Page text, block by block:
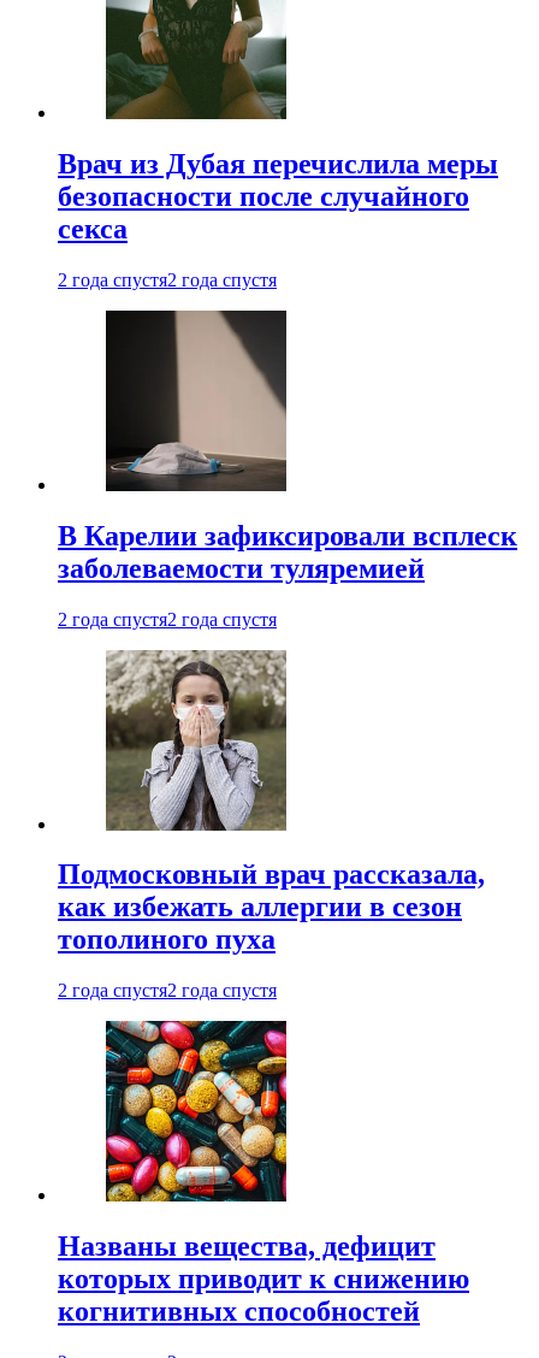
Врач из Дубая перечислила меры
безопасности после случайного
секса
2 года спустя2 года спустя
В Карелии зафиксировали всплеск
заболеваемости туляремией
2 года спустя2 года спустя
Подмосковный врач рассказала,
как избежать аллергии в сезон
тополиного пуха
2 года спустя2 года спустя
Названы вещества, дефицит
которых приводит к снижению
когнитивных способностей